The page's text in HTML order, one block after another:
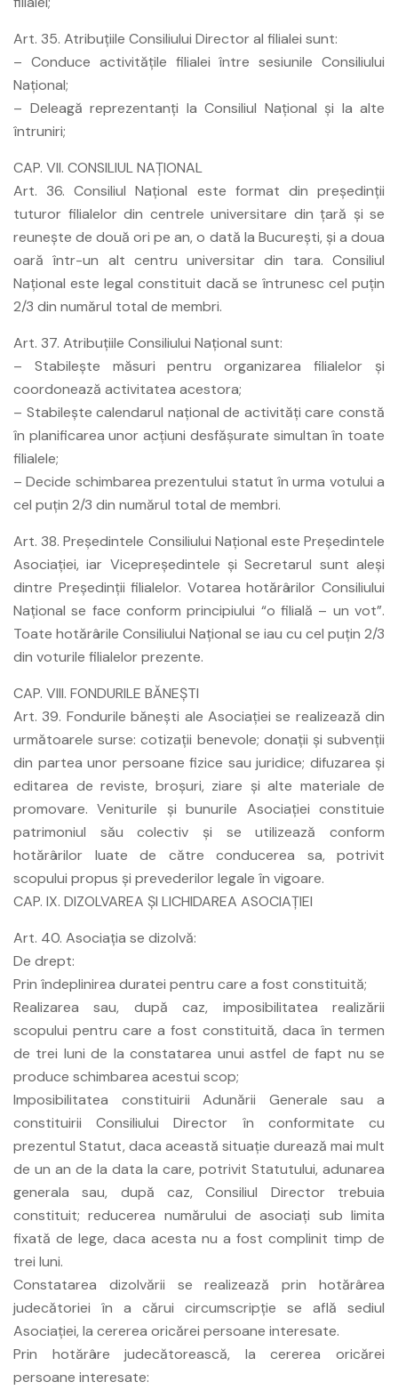
Art. 35. Atribuţiile Consiliului Director al filialei sunt:
– Conduce activităţile filialei între sesiunile Consiliului
Naţional;
– Deleagă reprezentanţi la Consiliul Naţional şi la alte
întruniri;
CAP. VII. CONSILIUL NAŢIONAL
Art. 36. Consiliul Naţional este format din preşedinţii
tuturor filialelor din centrele universitare din ţară şi se
reuneşte de două ori pe an, o dată la Bucureşti, şi a doua
oară într-un alt centru universitar din tara. Consiliul
Naţional este legal constituit dacă se întrunesc cel puţin
2/3 din numărul total de membri.
Art. 37. Atribuţiile Consiliului Naţional sunt:
– Stabileşte măsuri pentru organizarea filialelor şi
coordonează activitatea acestora;
– Stabileşte calendarul naţional de activităţi care constă
în planificarea unor acţiuni desfăşurate simultan în toate
filialele;
– Decide schimbarea prezentului statut în urma votului a
cel puţin 2/3 din numărul total de membri.
Art. 38. Preşedintele Consiliului Naţional este Preşedintele
Asociaţiei, iar Vicepreşedintele şi Secretarul sunt aleşi
dintre Preşedinţii filialelor. Votarea hotărârilor Consiliului
Naţional se face conform principiului “o filială – un vot”.
Toate hotărârile Consiliului Naţional se iau cu cel puţin 2/3
din voturile filialelor prezente.
CAP. VIII. FONDURILE BĂNEŞTI
Art. 39. Fondurile băneşti ale Asociaţiei se realizează din
următoarele surse: cotizaţii benevole; donaţii şi subvenţii
din partea unor persoane fizice sau juridice; difuzarea şi
editarea de reviste, broşuri, ziare şi alte materiale de
promovare. Veniturile şi bunurile Asociaţiei constituie
patrimoniul său colectiv şi se utilizează conform
hotărârilor luate de către conducerea sa, potrivit
scopului propus şi prevederilor legale în vigoare.
CAP. IX. DIZOLVAREA ŞI LICHIDAREA ASOCIAŢIEI
Art. 40. Asociaţia se dizolvă:
De drept:
Prin îndeplinirea duratei pentru care a fost constituită;
Realizarea sau, după caz, imposibilitatea realizării
scopului pentru care a fost constituită, daca în termen
de trei luni de la constatarea unui astfel de fapt nu se
produce schimbarea acestui scop;
Imposibilitatea constituirii Adunării Generale sau a
constituirii Consiliului Director în conformitate cu
prezentul Statut, daca această situaţie durează mai mult
de un an de la data la care, potrivit Statutului, adunarea
generala sau, după caz, Consiliul Director trebuia
constituit; reducerea numărului de asociaţi sub limita
fixată de lege, daca acesta nu a fost complinit timp de
trei luni.
Constatarea dizolvării se realizează prin hotărârea
judecătoriei în a cărui circumscripţie se află sediul
Asociaţiei, la cererea oricărei persoane interesate.
Prin hotărâre judecătorească, la cererea oricărei
persoane interesate: